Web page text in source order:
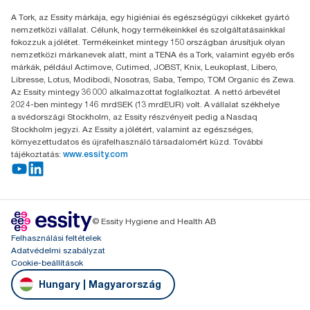
H-1021 Budapest
Budakeszi út 51.
A Tork, az Essity márkája, egy higiéniai és egészségügyi cikkeket gyártó
nemzetközi vállalat. Célunk, hogy termékeinkkel és szolgáltatásainkkal
fokozzuk a jólétet. Termékeinket mintegy 150 országban árusítjuk olyan
nemzetközi márkanevek alatt, mint a TENA és a Tork, valamint egyéb erős
márkák, például Actimove, Cutimed, JOBST, Knix, Leukoplast, Libero,
Libresse, Lotus, Modibodi, Nosotras, Saba, Tempo, TOM Organic és Zewa.
Az Essity mintegy 36 000 alkalmazottat foglalkoztat. A nettó árbevétel
2024-ben mintegy 146 mrdSEK (13 mrdEUR) volt. A vállalat székhelye
a svédországi Stockholm, az Essity részvényeit pedig a Nasdaq
Stockholm jegyzi. Az Essity a jólétért, valamint az egészséges,
környezettudatos és újrafelhasználó társadalomért küzd. További
tájékoztatás: www.essity.com
© Essity Hygiene and Health AB
Felhasználási feltételek
Adatvédelmi szabályzat
Cookie-beállítások
Hungary | Magyarország